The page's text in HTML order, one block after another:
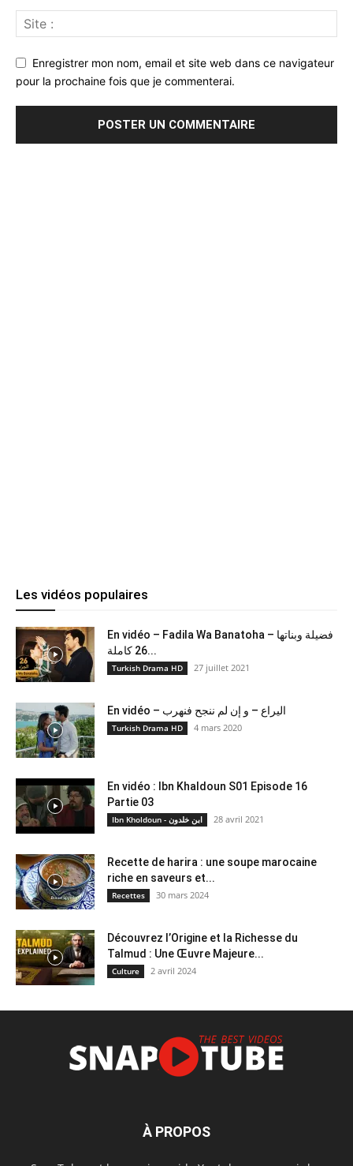
Enregistrer mon nom, email et site web dans ce navigateur
pour la prochaine fois que je commenterai.
Les vidéos populaires
En vidéo – Fadila Wa Banatoha – فضيلة وبناتها
26 كاملة...
Turkish Drama HD 27 juillet 2021
En vidéo – اليراع – و إن لم ننجح فنهرب
Turkish Drama HD 4 mars 2020
En vidéo : Ibn Khaldoun S01 Episode 16
Partie 03
Ibn Kholdoun - ابن خلدون 28 avril 2021
Recette de harira : une soupe marocaine
riche en saveurs et...
Recettes 30 mars 2024
Découvrez l’Origine et la Richesse du
Talmud : Une Œuvre Majeure...
Culture 2 avril 2024
À PROPOS